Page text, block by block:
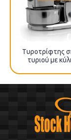
Τυροτρίφτης
τυριού με